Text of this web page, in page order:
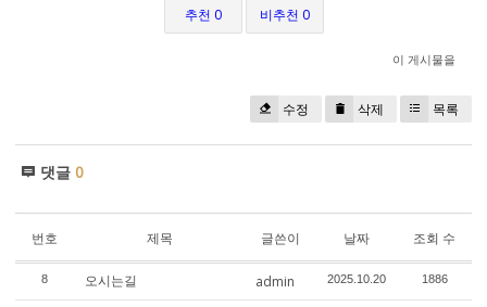
추천 0 비추천 0
이 게시물을
수정 삭제 목록
댓글 0
번호 제목 글쓴이 날짜 조회 수
8 오시는길 admin 2025.10.20 1886